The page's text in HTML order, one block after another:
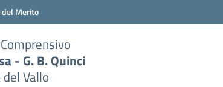
Merito
- G. B. Quinci
Vallo